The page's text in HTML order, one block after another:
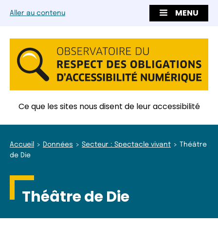
Aller au contenu MENU
Ce que les sites nous disent de leur accessibilité
Accueil Données Secteur : Spectacle vivant
Théâtre
de Die
Théâtre de Die